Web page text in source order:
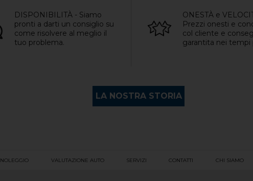
DISPONIBILITÀ - Siamo
pronti a darti un consiglio su
come risolvere al meglio il
tuo problema.
ONESTÀ e
Prezzi onesti e
col cliente e
garantita nei tempi
LA NOSTRA STORIA
NOLEGGIO VALUTAZIONE AUTO SERVIZI CONTATTI CHI SIAMO